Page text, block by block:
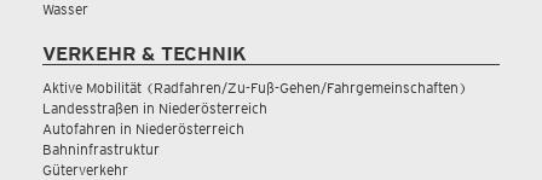
Wasser
VERKEHR & TECHNIK
Aktive Mobilität (Radfahren/Zu-Fuß-Gehen/Fahrgemeinschaften)
Landesstraßen in Niederösterreich
Autofahren in Niederösterreich
Bahninfrastruktur
Güterverkehr